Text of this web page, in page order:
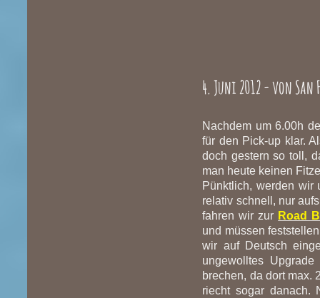
4. Juni 2012 - von
Nachdem um 6.00h
für den Pick-up klar.
doch gestern so toll,
man heute keinen
Pünktlich, werden wir
relativ schnell, nur
fahren wir zur Road
und müssen
wir auf Deutsch
ungewolltes
brechen, da dort max.
riecht sogar danach.